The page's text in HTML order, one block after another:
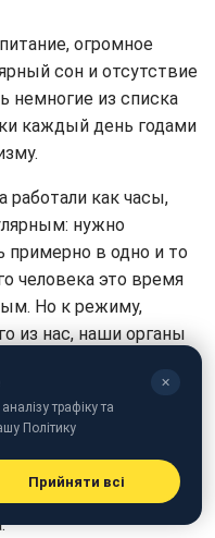
огромное
сон и отсутствие
немногие из списка
каждый день годами
как часы,
нужно
примерно в одно и то
человека это время
Но к режиму,
из нас, наши органы
Желчный пузырь за
утром не
что может
желчекаменной
появление камней", -
✕
трафіку та
Політику
Прийняти всі